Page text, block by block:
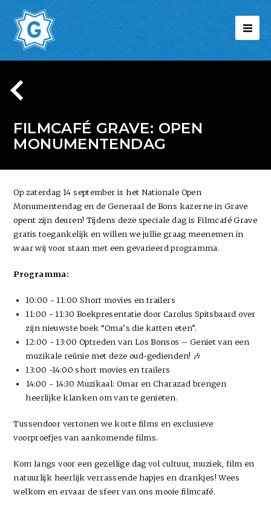
FILMCAFÉ GRAVE: OPEN
MONUMENTENDAG
Op zaterdag 14 september is het Nationale Open
Monumentendag en de Generaal de Bons kazerne in Grave
opent zijn deuren! Tijdens deze speciale dag is Filmcafé Grave
gratis toegankelijk en willen we jullie graag meenemen in
waar wij voor staan met een gevarieerd programma.
Programma:
10:00 - 11:00 Short movies en trailers
11:00 - 11:30 Boekpresentatie door Carolus Spitsbaard over
zijn nieuwste boek “Oma’s die katten eten”.
12:00 - 13:00 Optreden van Los Bonsos – Geniet van een
muzikale reünie met deze oud-gedienden! 🎶
13:00 -14:00 short movies en trailers
⁠14:00 - 14:30 Muzikaal: Omar en Charazad brengen
heerlijke klanken om van te genieten.
Tussendoor vertonen we korte films en exclusieve
voorproefjes van aankomende films.
Kom langs voor een gezellige dag vol cultuur, muziek, film en
natuurlijk heerlijk verrassende hapjes en drankjes! Wees
welkom en ervaar de sfeer van ons mooie filmcafé.